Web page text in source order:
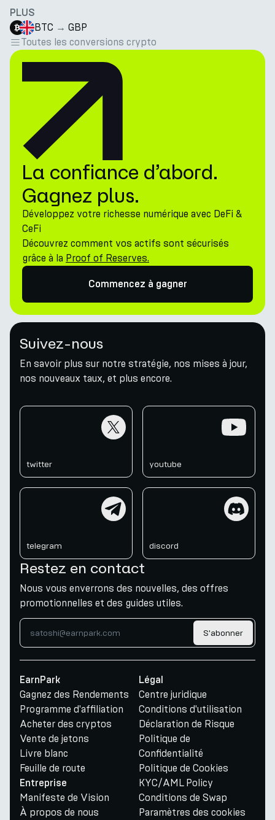
PLUS
BTC → GBP
Toutes les conversions crypto
La confiance d’abord.
Gagnez plus.
Développez votre richesse numérique avec DeFi &
CeFi
Découvrez comment vos actifs sont sécurisés
grâce à la Proof of Reserves.
Commencez à gagner
Suivez-nous
En savoir plus sur notre stratégie, nos mises à jour,
nos nouveaux taux, et plus encore.
twitter youtube
telegram discord
Restez en contact
Nous vous enverrons des nouvelles, des offres
promotionnelles et des guides utiles.
S'abonner
EarnPark
Gagnez des Rendements
Programme d'affiliation
Acheter des cryptos
Vente de jetons
Livre blanc
Feuille de route
Entreprise
Manifeste de Vision
À propos de nous
Légal
Centre juridique
Conditions d'utilisation
Déclaration de Risque
Politique de
Confidentialité
Politique de Cookies
KYC/AML Policy
Conditions de Swap
Paramètres des cookies